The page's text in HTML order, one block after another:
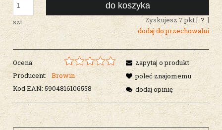
szt.
do koszyka
Zyskujesz7pkt [ ? ]
dodaj do przechowalni
Ocena:
Producent:
Browin
Kod EAN: 5904816106558
zapytaj o produkt
poleć znajomemu
dodaj opinię